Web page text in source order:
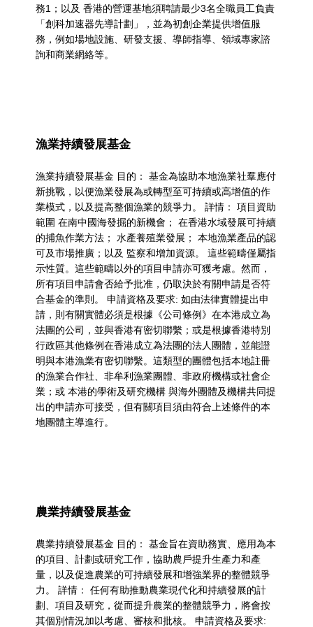
焦
行
業
的
資
助
計
劃
務1；以及 香港的營運基地須聘請最少3名全職員工負責
「創科加速器先導計劃」，並為初創企業提供增值服
務，例如場地設施、研發支援、導師指導、領域專家諮
詢和商業網絡等。
漁業持續發展基金
漁業持續發展基金 目的： 基金為協助本地漁業社羣應付
新挑戰，以便漁業發展為或轉型至可持續或高增值的作
業模式，以及提高整個漁業的競爭力。 詳情： 項目資助
範圍 在南中國海發掘的新機會； 在香港水域發展可持續
的捕魚作業方法； 水產養殖業發展； 本地漁業產品的認
可及市場推廣；以及 監察和增加資源。 這些範疇僅屬指
示性質。這些範疇以外的項目申請亦可獲考慮。然而，
所有項目申請會否給予批准，仍取決於有關申請是否符
合基金的準則。 申請資格及要求: 如由法律實體提出申
請，則有關實體必須是根據《公司條例》在本港成立為
法團的公司，並與香港有密切聯繫；或是根據香港特別
行政區其他條例在香港成立為法團的法人團體，並能證
明與本港漁業有密切聯繫。這類型的團體包括本地註冊
的漁業合作社、非牟利漁業團體、非政府機構或社會企
業；或 本港的學術及研究機構 與海外團體及機構共同提
出的申請亦可接受，但有關項目須由符合上述條件的本
地團體主導進行。
農業持續發展基金
農業持續發展基金 目的： 基金旨在資助務實、應用為本
的項目、計劃或研究工作，協助農戶提升生產力和產
量，以及促進農業的可持續發展和增強業界的整體競爭
力。 詳情： 任何有助推動農業現代化和持續發展的計
劃、項目及研究，從而提升農業的整體競爭力，將會按
其個別情況加以考慮、審核和批核。 申請資格及要求: